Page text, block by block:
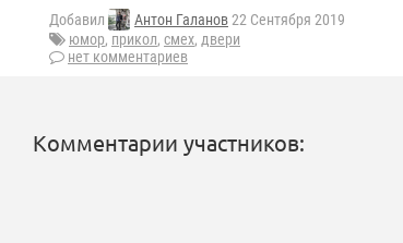
Добавил Антон Галанов22 Сентября 2019
юмор, прикол, смех, двери
нет комментариев
Комментарии участников: